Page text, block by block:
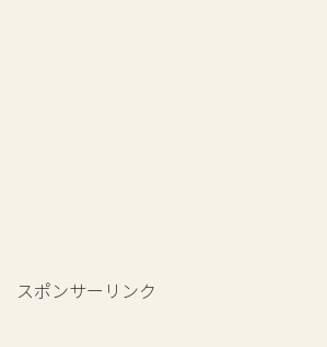
スポンサーリンク